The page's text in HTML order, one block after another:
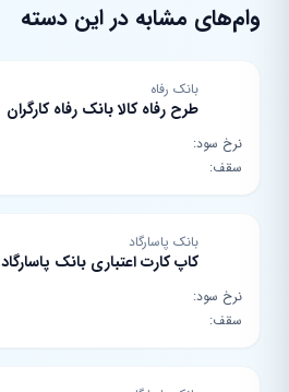
وام‌های مشابه در این دسته
بانک رفاه
طرح رفاه کالا بانک رفاه کارگران
نرخ سود:
سقف:
بانک پاسارگاد
کاپ کارت اعتباری بانک پاسارگاد
نرخ سود:
سقف: